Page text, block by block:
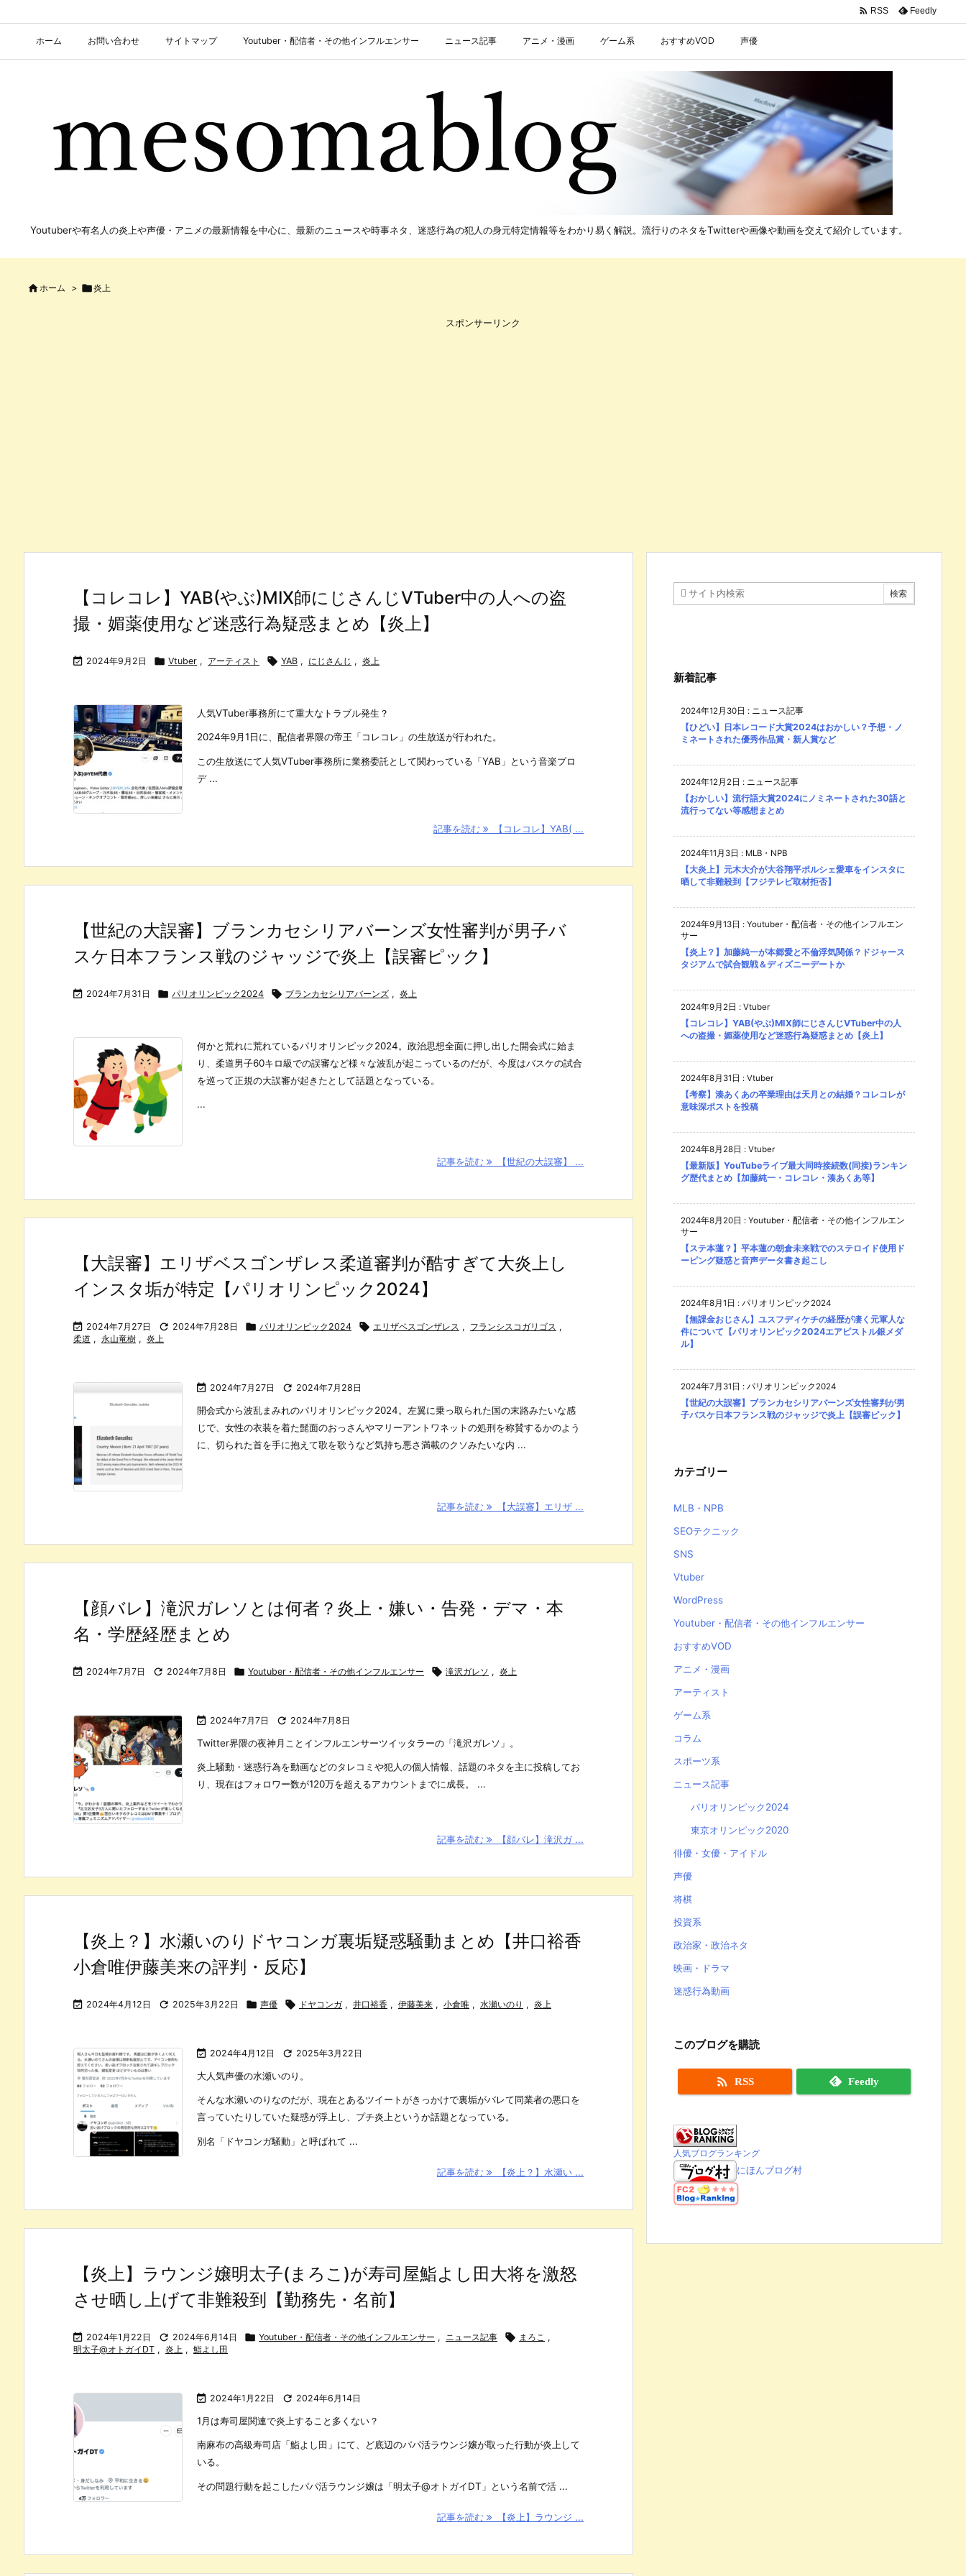
ホーム お問い合わせ サイトマップ Youtuber・配信者・その他インフルエンサー ニュース記事 アニメ・漫画 ゲーム系 おすすめVOD 声優
 RSS Feedly
Youtuberや有名人の炎上や声優・アニメの最新情報を中心に、最新のニュースや時事ネタ、迷惑行為の犯人の身元特定情報等をわかり易く解説。流行りのネタをTwitterや画像や動画を交えて紹介しています。
 ホーム > 炎上
スポンサーリンク
【コレコレ】YAB(やぶ)MIX師にじさんじVTuber中の人への盗
撮・媚薬使用など迷惑行為疑惑まとめ【炎上】
 2024年9月2日  Vtuber , アーティスト  YAB , にじさんじ , 炎上
人気VTuber事務所にて重大なトラブル発生？
2024年9月1日に、配信者界隈の帝王「コレコレ」の生放送が行われた。
この生放送にて人気VTuber事務所に業務委託として関わっている「YAB」という音楽プロ
デ ...
記事を読む 【コレコレ】YAB( ...
【世紀の大誤審】ブランカセシリアバーンズ女性審判が男子バ
スケ日本フランス戦のジャッジで炎上【誤審ピック】
 2024年7月31日  パリオリンピック2024  ブランカセシリアバーンズ , 炎上
何かと荒れに荒れているパリオリンピック2024。政治思想全面に押し出した開会式に始ま
り、柔道男子60キロ級での誤審など様々な波乱が起こっているのだが、今度はバスケの試合
を巡って正規の大誤審が起きたとして話題となっている。
...
記事を読む 【世紀の大誤審】 ...
【大誤審】エリザベスゴンザレス柔道審判が酷すぎて大炎上し
インスタ垢が特定【パリオリンピック2024】
 2024年7月27日  2024年7月28日  パリオリンピック2024  エリザベスゴンザレス , フランシスコガリゴス ,
柔道 , 永山竜樹 , 炎上
 2024年7月27日  2024年7月28日
開会式から波乱まみれのパリオリンピック2024。左翼に乗っ取られた国の末路みたいな感
じで、女性の衣装を着た髭面のおっさんやマリーアントワネットの処刑を称賛するかのよう
に、切られた首を手に抱えて歌を歌うなど気持ち悪さ満載のクソみたいな内 ...
記事を読む 【大誤審】エリザ ...
【顔バレ】滝沢ガレソとは何者？炎上・嫌い・告発・デマ・本
名・学歴経歴まとめ
 2024年7月7日  2024年7月8日  Youtuber・配信者・その他インフルエンサー  滝沢ガレソ , 炎上
 2024年7月7日  2024年7月8日
Twitter界隈の夜神月ことインフルエンサーツイッタラーの「滝沢ガレソ」。
炎上騒動・迷惑行為を動画などのタレコミや犯人の個人情報、話題のネタを主に投稿してお
り、現在はフォロワー数が120万を超えるアカウントまでに成長。 ...
記事を読む 【顔バレ】滝沢ガ ...
【炎上？】水瀬いのりドヤコンガ裏垢疑惑騒動まとめ【井口裕香
小倉唯伊藤美来の評判・反応】
 2024年4月12日  2025年3月22日  声優  ドヤコンガ , 井口裕香 , 伊藤美来 , 小倉唯 , 水瀬いのり , 炎上
 2024年4月12日  2025年3月22日
大人気声優の水瀬いのり。
そんな水瀬いのりなのだが、現在とあるツイートがきっかけで裏垢がバレて同業者の悪口を
言っていたりしていた疑惑が浮上し、プチ炎上というか話題となっている。
別名「ドヤコンガ騒動」と呼ばれて ...
記事を読む 【炎上？】水瀬い ...
【炎上】ラウンジ嬢明太子(まろこ)が寿司屋鮨よし田大将を激怒
させ晒し上げて非難殺到【勤務先・名前】
 2024年1月22日  2024年6月14日  Youtuber・配信者・その他インフルエンサー , ニュース記事  まろこ ,
明太子@オトガイDT , 炎上 , 鮨よし田
 2024年1月22日  2024年6月14日
1月は寿司屋関連で炎上すること多くない？
南麻布の高級寿司店「鮨よし田」にて、ど底辺のパパ活ラウンジ嬢が取った行動が炎上して
いる。
その問題行動を起こしたパパ活ラウンジ嬢は「明太子@オトガイDT」という名前で活 ...
記事を読む 【炎上】ラウンジ ...
新着記事
2024年12月30日 : ニュース記事
【ひどい】日本レコード大賞2024はおかしい？予想・ノ
ミネートされた優秀作品賞・新人賞など
2024年12月2日 : ニュース記事
【おかしい】流行語大賞2024にノミネートされた30語と
流行ってない等感想まとめ
2024年11月3日 : MLB・NPB
【大炎上】元木大介が大谷翔平ポルシェ愛車をインスタに
晒して非難殺到【フジテレビ取材拒否】
2024年9月13日 : Youtuber・配信者・その他インフルエン
サー
【炎上？】加藤純一が本郷愛と不倫浮気関係？ドジャース
タジアムで試合観戦＆ディズニーデートか
2024年9月2日 : Vtuber
【コレコレ】YAB(やぶ)MIX師にじさんじVTuber中の人
への盗撮・媚薬使用など迷惑行為疑惑まとめ【炎上】
2024年8月31日 : Vtuber
【考察】湊あくあの卒業理由は天月との結婚？コレコレが
意味深ポストを投稿
2024年8月28日 : Vtuber
【最新版】YouTubeライブ最大同時接続数(同接)ランキン
グ歴代まとめ【加藤純一・コレコレ・湊あくあ等】
2024年8月20日 : Youtuber・配信者・その他インフルエン
サー
【ステ本蓮？】平本蓮の朝倉未来戦でのステロイド使用ド
ーピング疑惑と音声データ書き起こし
2024年8月1日 : パリオリンピック2024
【無課金おじさん】ユスフディケチの経歴が凄く元軍人な
件について【パリオリンピック2024エアピストル銀メダ
ル】
2024年7月31日 : パリオリンピック2024
【世紀の大誤審】ブランカセシリアバーンズ女性審判が男
子バスケ日本フランス戦のジャッジで炎上【誤審ピック】
カテゴリー
MLB・NPB
SEOテクニック
SNS
Vtuber
WordPress
Youtuber・配信者・その他インフルエンサー
おすすめVOD
アニメ・漫画
アーティスト
ゲーム系
コラム
スポーツ系
ニュース記事
パリオリンピック2024
東京オリンピック2020
俳優・女優・アイドル
声優
将棋
投資系
政治家・政治ネタ
映画・ドラマ
迷惑行為動画
このブログを購読
 RSS Feedly
人気ブログランキング
にほんブログ村